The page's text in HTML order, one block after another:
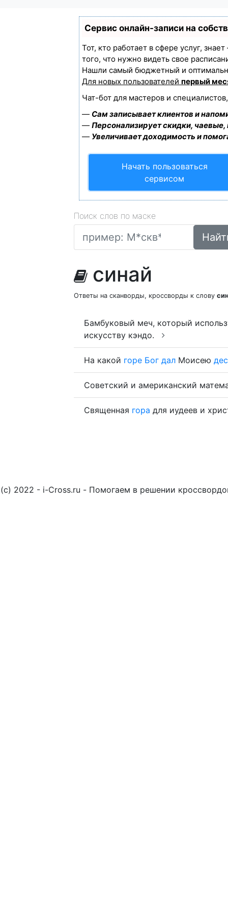
Сервис онлайн-записи на
Тот, кто работает в сфере услуг,
того, что нужно видеть свое
Нашли самый бюджетный и
Для новых пользователей первый
Чат-бот для мастеров и
— Сам записывает клиентов и
— Персонализирует скидки,
— Увеличивает доходимость и
Начать пользоваться
сервисом
Поиск слов по маске
синай
Ответы на сканворды, кроссворды к слову
Бамбуковый меч, который
искусству кэндо.
На какой горе Бог дал Моисею
Советский и американский
Священная гора для иудеев и
(c) 2022 - i-Cross.ru - Помогаем в решении